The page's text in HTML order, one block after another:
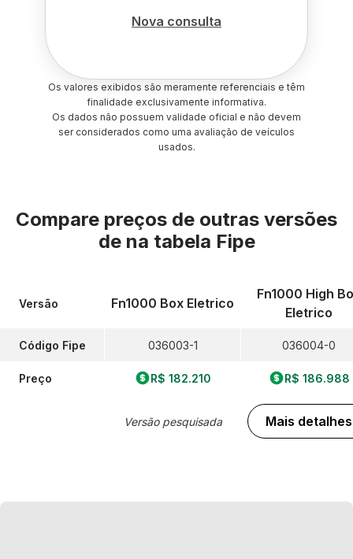
Nova consulta
Os valores exibidos são meramente referenciais e têm
finalidade exclusivamente informativa.
Os dados não possuem validade oficial e não devem
ser considerados como uma avaliação de veículos
usados.
Compare preços de outras versões
de na tabela Fipe
Versão
Código Fipe
Preço
Fn1000 Box Eletrico
036003-1
R$ 182.210
Versão pesquisada
Fn1000 High
Eletrico
036004-0
R$ 186.988
Mais detalhes